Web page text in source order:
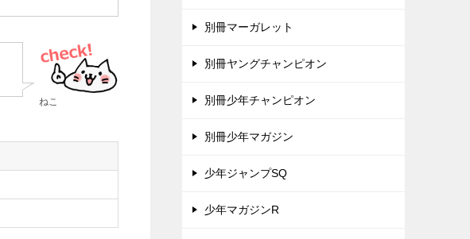
ねこ
別冊マーガレット
別冊ヤングチャンピオン
別冊少年チャンピオン
別冊少年マガジン
少年ジャンプSQ
少年マガジンR